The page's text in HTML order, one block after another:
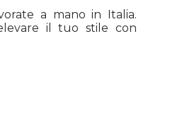
a mano in Italia.
elevare il tuo stile con